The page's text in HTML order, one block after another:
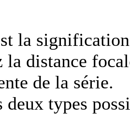
la
la distance
de la série.
deux types